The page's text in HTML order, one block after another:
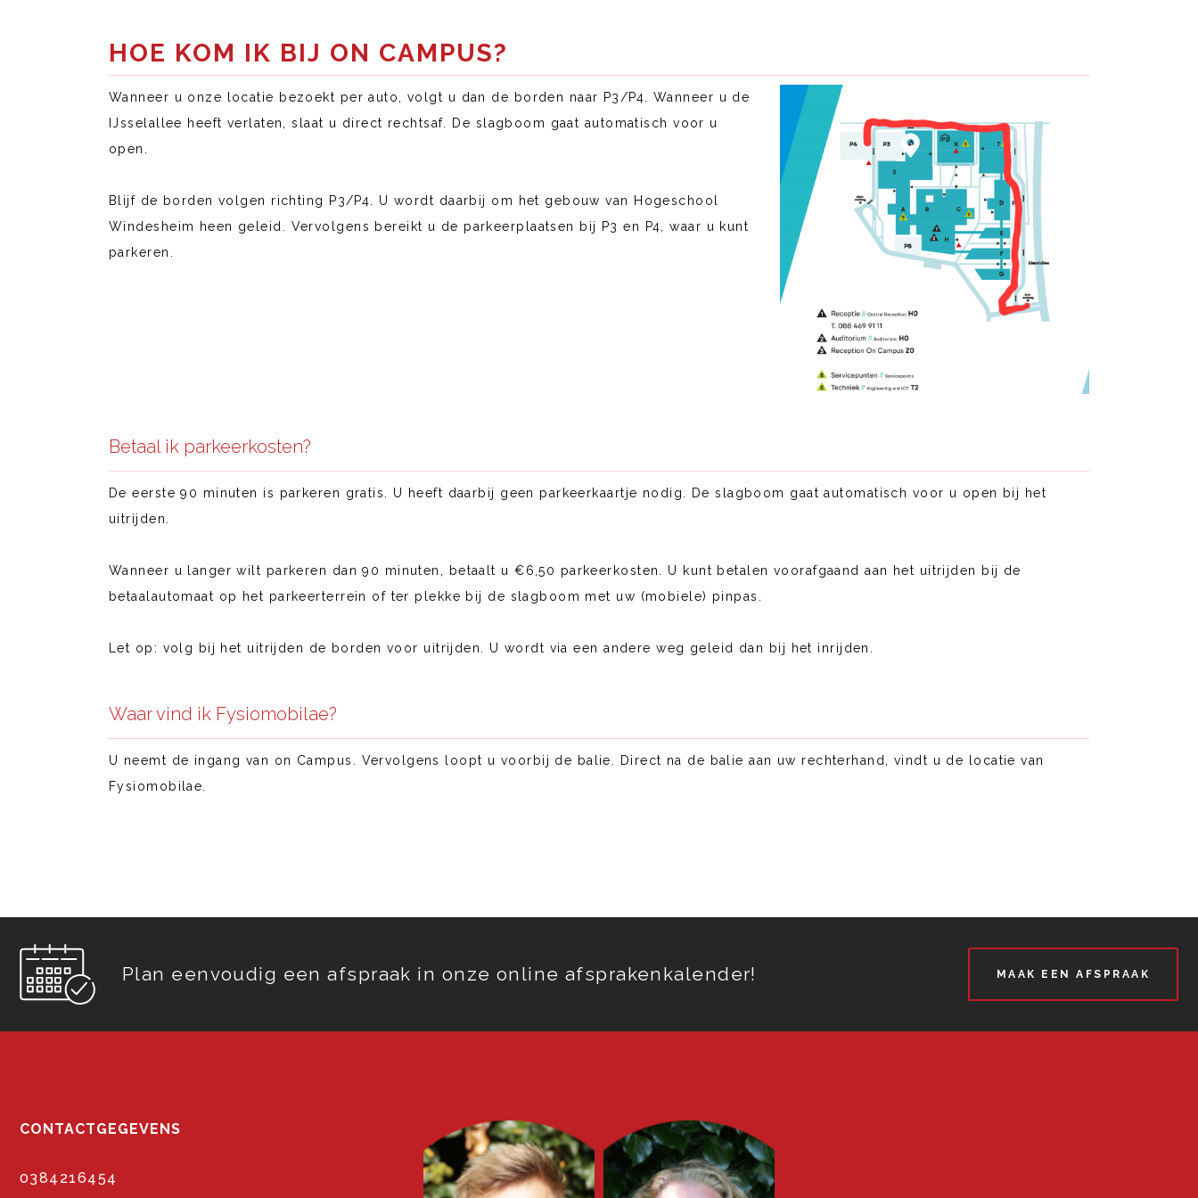
HOE KOM IK BIJ ON CAMPUS?
Wanneer u onze locatie bezoekt per auto, volgt u dan de borden naar P3/P4. Wanneer u de
IJsselallee heeft verlaten, slaat u direct rechtsaf. De slagboom gaat automatisch voor u
open.
Blijf de borden volgen richting P3/P4. U wordt daarbij om het gebouw van Hogeschool
Windesheim heen geleid. Vervolgens bereikt u de parkeerplaatsen bij P3 en P4, waar u kunt
parkeren.
Betaal ik parkeerkosten?
De eerste 90 minuten is parkeren gratis. U heeft daarbij geen parkeerkaartje nodig. De slagboom gaat automatisch voor u open bij het
uitrijden.
Wanneer u langer wilt parkeren dan 90 minuten, betaalt u €6,50 parkeerkosten. U kunt betalen voorafgaand aan het uitrijden bij de
betaalautomaat op het parkeerterrein of ter plekke bij de slagboom met uw (mobiele) pinpas.
Let op: volg bij het uitrijden de borden voor uitrijden. U wordt via een andere weg geleid dan bij het inrijden.
Waar vind ik Fysiomobilae?
U neemt de ingang van on Campus. Vervolgens loopt u voorbij de balie. Direct na de balie aan uw rechterhand, vindt u de locatie van
Fysiomobilae.
Plan eenvoudig een afspraak in onze online afsprakenkalender! MAAK EEN AFSPRAAK
CONTACTGEGEVENS
0384216454